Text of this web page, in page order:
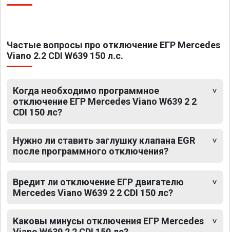
Частые вопросы про отключение ЕГР Mercedes
Viano 2.2 CDI W639 150 л.с.
Когда необходимо программное
отключение ЕГР Mercedes Viano W639 2 2
CDI 150 лс?
Нужно ли ставить заглушку клапана EGR
после программного отключения?
Вредит ли отключение ЕГР двигателю
Mercedes Viano W639 2 2 CDI 150 лс?
Каковы минусы отключения ЕГР Mercedes